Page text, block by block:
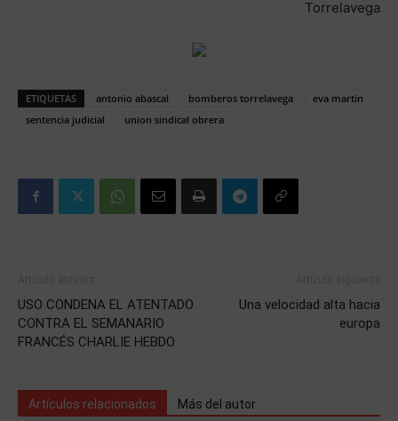
Torrelavega
ETIQUETAS antonio abascal bomberos torrelavega
eva martin
sentencia judicial
union sindical obrera
USO CONDENA EL ATENTADO
CONTRA EL SEMANARIO
FRANCÉS CHARLIE HEBDO
Una velocidad alta hacia
europa
Artículos relacionados Más del autor